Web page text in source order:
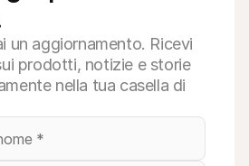
un aggiornamento. Ricevi
prodotti, notizie e storie
nella tua casella di